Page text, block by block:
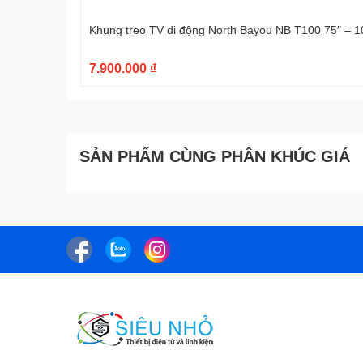
Khung treo TV di động North Bayou NB T100 75″ –
7.900.000 ₫
SẢN PHẨM CÙNG PHÂN KHÚC GIÁ